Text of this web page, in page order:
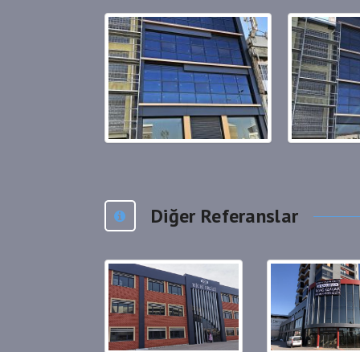
Diğer Referanslar